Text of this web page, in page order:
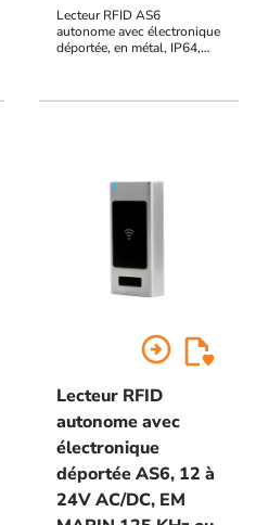
Lecteur RFID AS6
autonome avec électronique
déportée, en métal, IP64,
12V à 24V AC/DC, 999
longtemps), PF (porte
forcée), UF (utilisation
(autoprotection du clavier)
arrow_circle_right
Lecteur RFID
autonome avec
électronique
déportée AS6, 12 à
24V AC/DC, EM